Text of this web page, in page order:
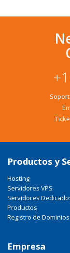
Productos y
Hosting
Servidores VPS
Servidores
Productos
Registro de Dominios
Empresa